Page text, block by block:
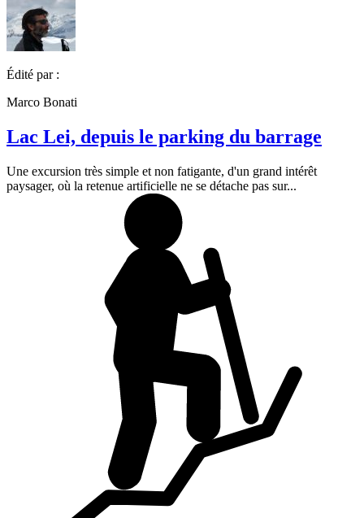
Édité par :
Marco Bonati
Lac Lei, depuis le parking du barrage
Une excursion très simple et non fatigante, d'un grand intérêt
paysager, où la retenue artificielle ne se détache pas sur...